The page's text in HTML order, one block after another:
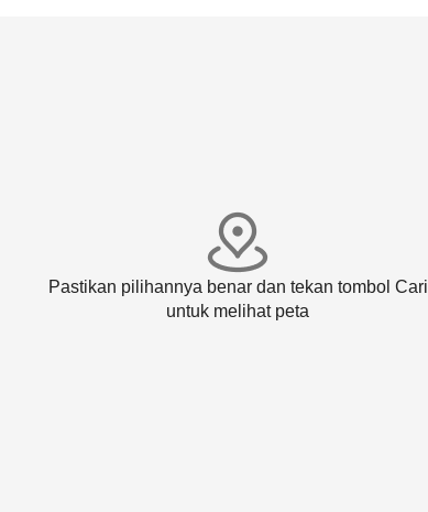
Pastikan pilihannya benar dan tekan tombol Cari
untuk melihat peta